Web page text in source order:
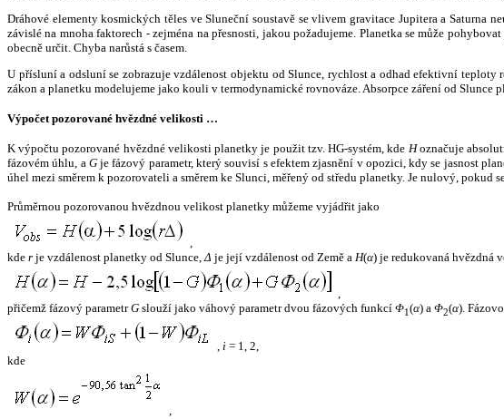
Dráhové elementy kosmických těles ve Sluneční soustavě se vlivem gravitace Jupitera a
závislé na mnoha faktorech - zejména na přesnosti, jakou požadujeme. Planetka se může
obecně určit. Chyba narůstá s časem.
U přísluní a odsluní se zobrazuje vzdálenost objektu od Slunce, rychlost a odhad efektivní
zákon a planetku modelujeme jako kouli v termodynamické rovnováze. Absorpce záření od Slunce
Výpočet pozorované hvězdné velikosti …
K výpočtu pozorované hvězdné velikosti planetky je použit tzv. HG-systém, kde Hoznačuje
fázovém úhlu, a Gje fázový parametr, který souvisí s efektem zjasnění v opozici, kdy se jasnost
úhel mezi směrem k pozorovateli a směrem ke Slunci, měřený od středu planetky. Je nulový, pokud
Průměrnou pozorovanou hvězdnou velikost planetky můžeme vyjádřit jako
,
kde r je vzdálenost planetky od Slunce,Δ je její vzdálenost od Země a H(α) je redukovaná hvězdná
,
přičemž fázový parametrG slouží jako váhový parametr dvou fázových funkcí Φ1(α) a Φ2(α).
, i = 1, 2,
kde
,